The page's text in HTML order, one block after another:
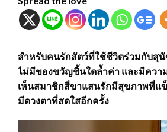
สำหรับคนรักสัตว์ที่ใช้ชีวิตร่วมกับสุนั
ไม่มีของขวัญชิ้นใดล้ำค่า และมีควา
เห็นสมาชิกสี่ขาแสนรักมีสุขภาพที่แ
มีดวงตาที่สดใสอีกครั้ง